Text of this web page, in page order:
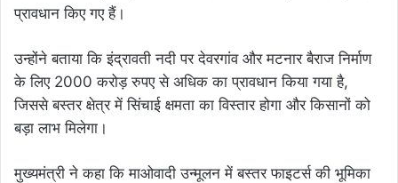
प्रावधान किए गए हैं।
उन्होंने बताया कि इंद्रावती नदी पर देवरगांव और मटनार बैराज निर्माण
के लिए 2000 करोड़ रुपए से अधिक का प्रावधान किया गया है,
जिससे बस्तर क्षेत्र में सिंचाई क्षमता का विस्तार होगा और किसानों को
बड़ा लाभ मिलेगा।
मुख्यमंत्री ने कहा कि माओवादी उन्मूलन में बस्तर फाइटर्स की भूमिका